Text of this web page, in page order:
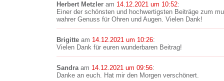
Herbert Metzler am 14.12.2021 um 10:52:
Einer der schönsten und hochwertigsten Beiträge zum
wahrer Genuss für Ohren und Augen. Vielen Dank!
Brigitte am 14.12.2021 um 10:26:
Vielen Dank für euren wunderbaren Beitrag!
Sandraam 14.12.2021 um 09:56:
Danke an euch. Hat mir den Morgen verschönert.